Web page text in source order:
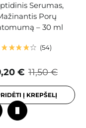
Serumas,
Porų
– 30 ml
54
11,50 €
€
Į KREPŠELĮ